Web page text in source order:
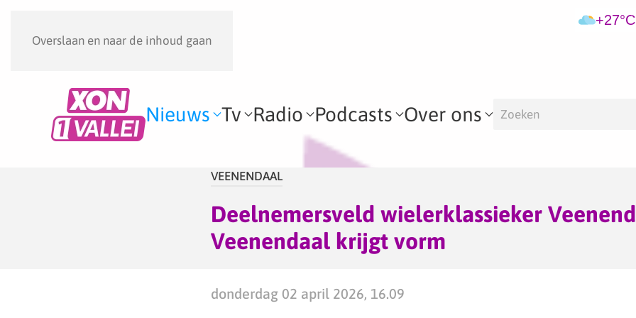
Overslaan en naar de inhoud gaan
+27°C
Nieuws Tv Radio Podcasts Over ons
VEENENDAAL
Deelnemersveld wielerklassieker
Veenendaal krijgt vorm
donderdag 02 april 2026, 16.09